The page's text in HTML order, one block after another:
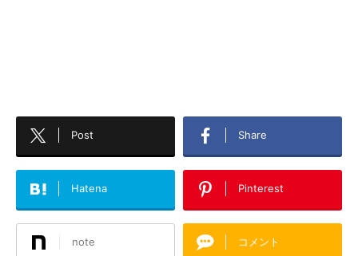
Post Share
Hatena Pinterest
note コメント